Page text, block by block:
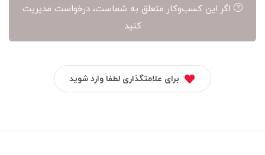
اگر این کسب‌وکار متعلق به شماست، درخواست مدیریت
کنید
برای علامتگذاری لطفا وارد شوید